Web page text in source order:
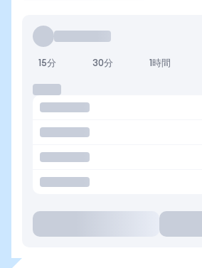
15分 30分 1時間